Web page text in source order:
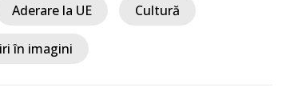
Aderare la UE Cultură
în imagini